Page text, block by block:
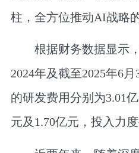
柱，全方位推动AI战略
根据财务数据显示，
2024年及截至2025年6
的研发费用分别为3.01
元及1.70亿元，投入力度